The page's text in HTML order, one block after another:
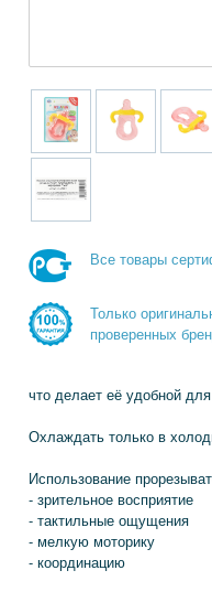
Все товары
Только
проверенных
что делает её удобной
Охлаждать только в
Использование
- зрительное восприятие
- тактильные ощущения
- мелкую моторику
- координацию